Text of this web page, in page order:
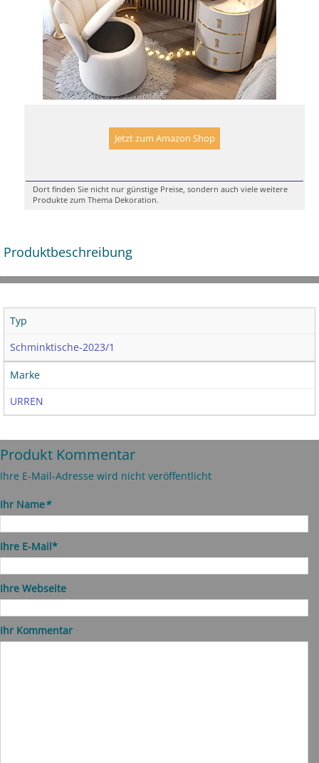
Jetzt zum Amazon Shop
Dort finden Sie nicht nur günstige Preise, sondern auch viele weitere
Produkte zum Thema Dekoration.
Produktbeschreibung
Typ
Schminktische-2023/1
Marke
URREN
Produkt Kommentar
Ihre E-Mail-Adresse wird nicht veröffentlicht
Ihr Name*
Ihre E-Mail*
Ihre Webseite
Ihr Kommentar